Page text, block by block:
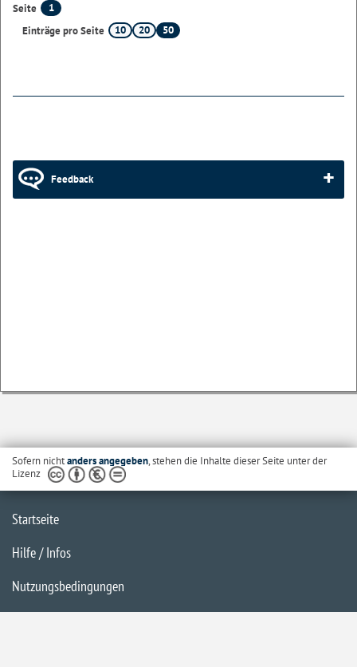
Seite
1
Einträge pro Seite
10 20 50
Feedback
Sofern nichtanders angegeben, stehen die Inhalte dieser Seite unter der
Lizenz
Startseite
Hilfe / Infos
Nutzungsbedingungen